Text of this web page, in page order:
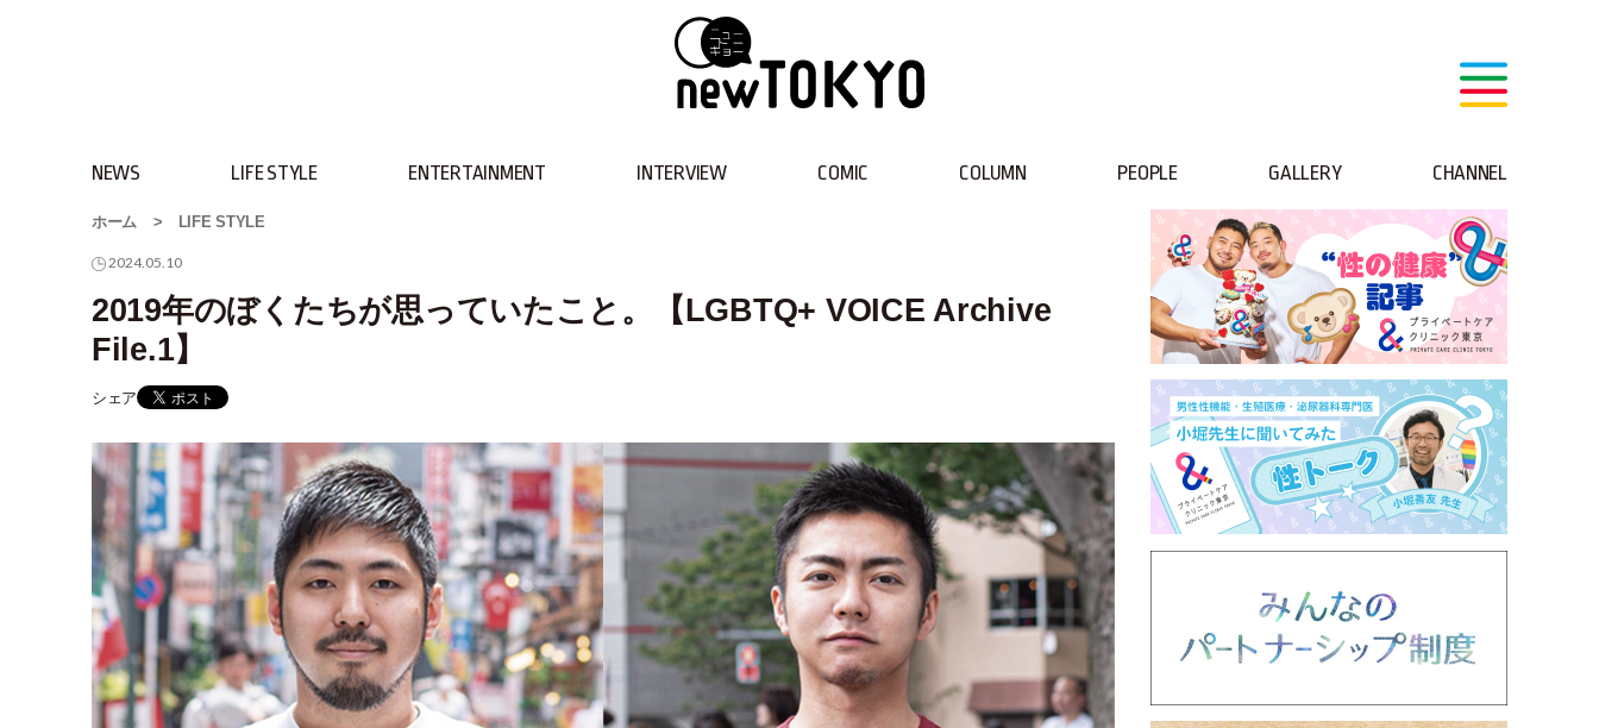
NEWS LIFE STYLE ENTERTAINMENT INTERVIEW COMIC COLUMN PEOPLE GALLERY CHANNEL
ホーム > LIFE STYLE
2024.05.10
2019年のぼくたちが思っていたこと。【LGBTQ+ VOICE Archive
File.1】
シェア